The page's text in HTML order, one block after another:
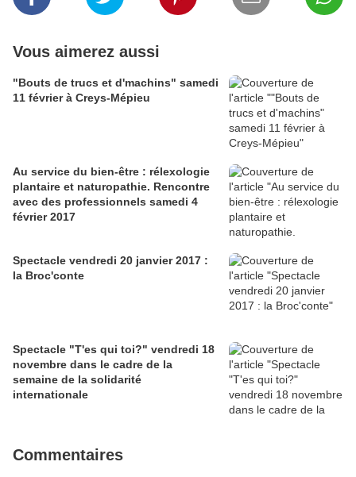
Vous aimerez aussi
"Bouts de trucs et d'machins" samedi
11 février à Creys-Mépieu
Au service du bien-être : rélexologie
plantaire et naturopathie. Rencontre
avec des professionnels samedi 4
février 2017
Spectacle vendredi 20 janvier 2017 :
la Broc'conte
Spectacle "T'es qui toi?" vendredi 18
novembre dans le cadre de la
semaine de la solidarité
internationale
Commentaires